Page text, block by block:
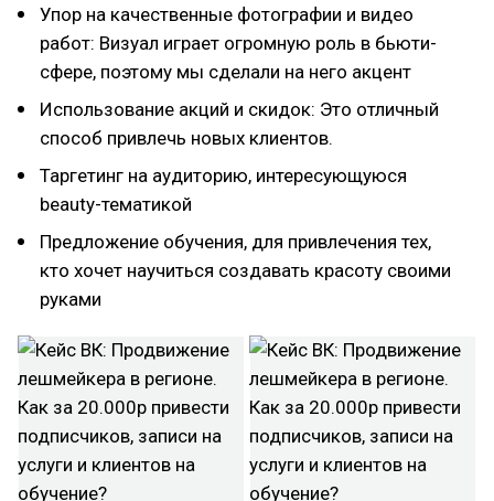
Упор на качественные фотографии и видео
работ: Визуал играет огромную роль в бьюти-
сфере, поэтому мы сделали на него акцент
Использование акций и скидок: Это отличный
способ привлечь новых клиентов.
Таргетинг на аудиторию, интересующуюся
beauty-тематикой
Предложение обучения, для привлечения тех,
кто хочет научиться создавать красоту своими
руками